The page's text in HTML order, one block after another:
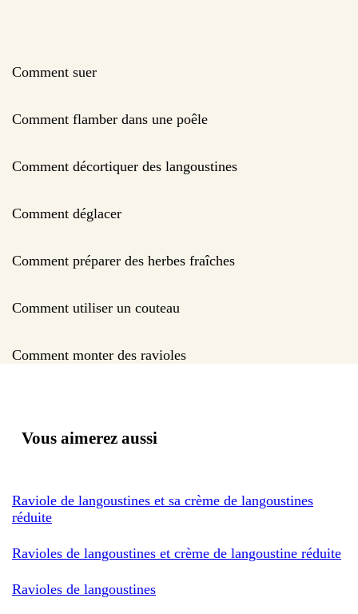
Comment suer
Comment flamber dans une poêle
Comment décortiquer des langoustines
Comment déglacer
Comment préparer des herbes fraîches
Comment utiliser un couteau
Comment monter des ravioles
Vous aimerez aussi
Raviole de langoustines et sa crème de langoustines
réduite
Ravioles de langoustines et crème de langoustine réduite
Ravioles de langoustines